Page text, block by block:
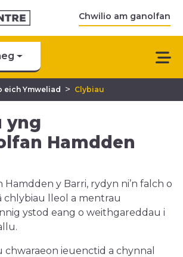
Chwilio am ganolfan
eich Ymweliad > Clybiau
yng
Hamdden
Hamdden y Barri, rydyn ni’n falch o
lleol a mentrau
ystod eang o weithgareddau i
chwaraeon ieuenctid a chynnal